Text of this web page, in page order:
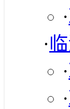
·
·
·
·